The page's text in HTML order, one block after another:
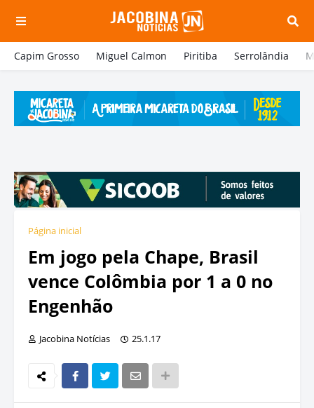
Capim Grosso Miguel Calmon Piritiba Serrolândia
Página inicial
Em jogo pela Chape, Brasil
vence Colômbia por 1 a 0 no
Engenhão
Jacobina Notícias 25.1.17